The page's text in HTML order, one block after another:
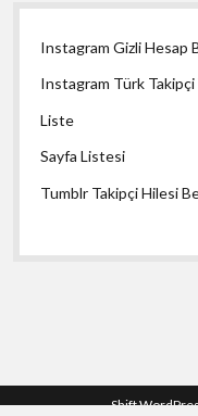
Yan
Menü
Instagram Gizli Hesap
Instagram Türk
Liste
Sayfa Listesi
Tumblr Takipçi Hilesi
Shift